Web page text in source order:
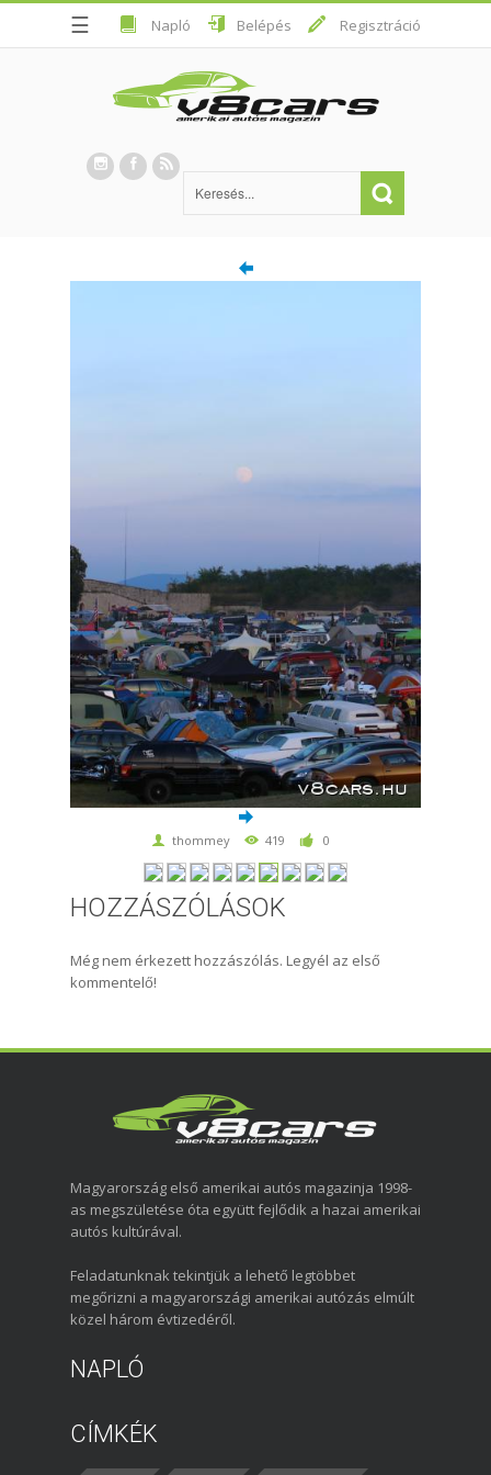
☰ Napló Belépés Regisztráció
thommey 419 0
HOZZÁSZÓLÁSOK
Még nem érkezett hozzászólás. Legyél az első
kommentelő!
Magyarország első amerikai autós magazinja 1998-
as megszületése óta együtt fejlődik a hazai amerikai
autós kultúrával.
Feladatunknak tekintjük a lehető legtöbbet
megőrizni a magyarországi amerikai autózás elmúlt
közel három évtizedéről.
NAPLÓ
CÍMKÉK